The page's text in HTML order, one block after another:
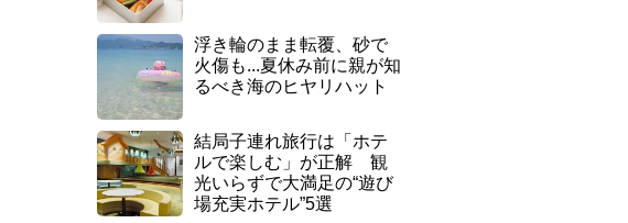
浮き輪のまま転覆、砂で
火傷も...夏休み前に親が知
るべき海のヒヤリハット
結局子連れ旅行は「ホテ
ルで楽しむ」が正解 観
光いらずで大満足の“遊び
場充実ホテル”5選